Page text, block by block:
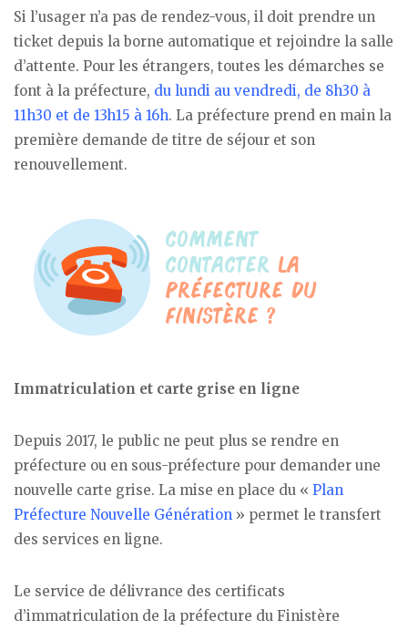
Si l’usager n’a pas de rendez-vous, il doit prendre un
ticket depuis la borne automatique et rejoindre la salle
d’attente. Pour les étrangers, toutes les démarches se
font à la préfecture, du lundi au vendredi, de 8h30 à
11h30 et de 13h15 à 16h. La préfecture prend en main la
première demande de titre de séjour et son
renouvellement.
Immatriculation et carte grise en ligne
Depuis 2017, le public ne peut plus se rendre en
préfecture ou en sous-préfecture pour demander une
nouvelle carte grise. La mise en place du « Plan
Préfecture Nouvelle Génération » permet le transfert
des services en ligne.
Le service de délivrance des certificats
d’immatriculation de la préfecture du Finistère